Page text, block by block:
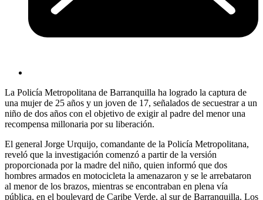
La Policía Metropolitana de Barranquilla ha logrado la captura de
una mujer de 25 años y un joven de 17, señalados de secuestrar a un
niño de dos años con el objetivo de exigir al padre del menor una
recompensa millonaria por su liberación.
El general Jorge Urquijo, comandante de la Policía Metropolitana,
reveló que la investigación comenzó a partir de la versión
proporcionada por la madre del niño, quien informó que dos
hombres armados en motocicleta la amenazaron y se le arrebataron
al menor de los brazos, mientras se encontraban en plena vía
pública, en el boulevard de Caribe Verde, al sur de Barranquilla. Los